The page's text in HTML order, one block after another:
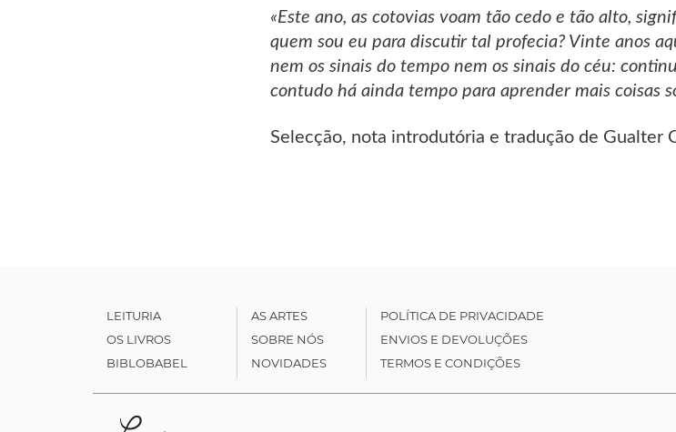
«Este ano, as cotovias voam tão cedo e tão alto,
quem sou eu para discutir tal profecia? Vinte anos
nem os sinais do tempo nem os sinais do céu:
contudo há ainda tempo para aprender mais coisas
Selecção, nota introdutória e tradução de Gualter
LEITURIA
OS LIVROS
BIBLOBABEL
AS ARTES
SOBRE NÓS
NOVIDADES
POLÍTICA DE PRIVACIDADE
ENVIOS E DEVOLUÇÕES
TERMOS E CONDIÇÕES